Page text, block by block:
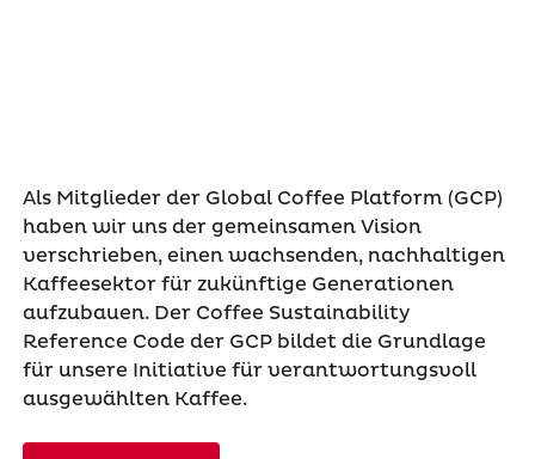
Als Mitglieder der Global Coffee Platform (GCP)
haben wir uns der gemeinsamen Vision
verschrieben, einen wachsenden, nachhaltigen
Kaffeesektor für zukünftige Generationen
aufzubauen. Der Coffee Sustainability
Reference Code der GCP bildet die Grundlage
für unsere Initiative für verantwortungsvoll
ausgewählten Kaffee.